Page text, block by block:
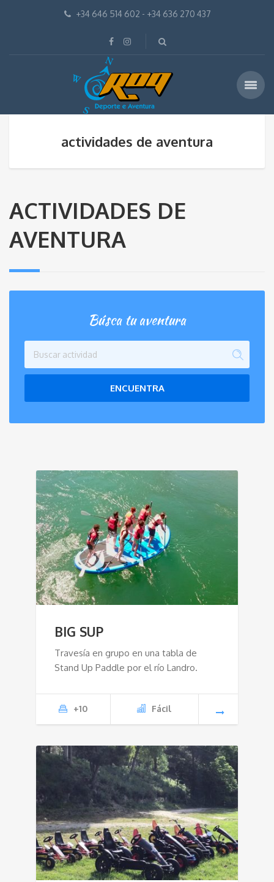
+34 646 514 602 - +34 636 270 437
actividades de aventura
ACTIVIDADES DE
AVENTURA
Búsca tu aventura
ENCUENTRA
BIG SUP
Travesía en grupo en una tabla de
Stand Up Paddle por el río Landro.
+10 Fácil